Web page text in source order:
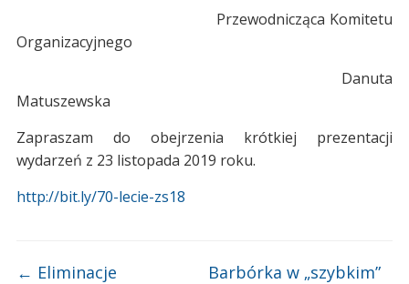
Przewodnicząca Komitetu
Organizacyjnego
Danuta
Matuszewska
Zapraszam do obejrzenia krótkiej prezentacji
wydarzeń z 23 listopada 2019 roku.
http://bit.ly/70-lecie-zs18
← Eliminacje
Barbórka w „szybkim”